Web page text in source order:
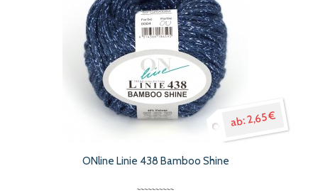
2,65 €
ONline Linie 438 Bamboo Shine